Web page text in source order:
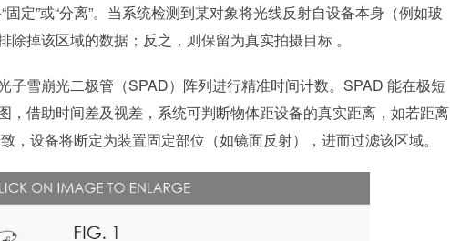
定”或“分离”。当系统检测到某对象将光线反射自设备本身（例如玻
掉该区域的数据；反之，则保留为真实拍摄目标 。
子雪崩光二极管（SPAD）阵列进行精准时间计数。SPAD 能在极短
，借助时间差及视差，系统可判断物体距设备的真实距离，如若距离
，设备将断定为装置固定部位（如镜面反射），进而过滤该区域。